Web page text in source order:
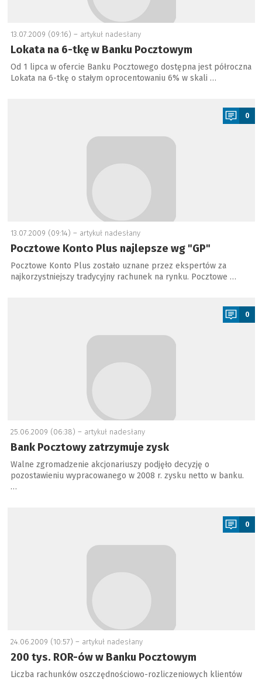
13.07.2009 (09:16) – artykuł nadesłany
Lokata na 6-tkę w Banku Pocztowym
Od 1 lipca w ofercie Banku Pocztowego dostępna jest półroczna
Lokata na 6-tkę o stałym oprocentowaniu 6% w skali …
0
13.07.2009 (09:14) – artykuł nadesłany
Pocztowe Konto Plus najlepsze wg "GP"
Pocztowe Konto Plus zostało uznane przez ekspertów za
najkorzystniejszy tradycyjny rachunek na rynku. Pocztowe …
0
25.06.2009 (06:38) – artykuł nadesłany
Bank Pocztowy zatrzymuje zysk
Walne zgromadzenie akcjonariuszy podjęło decyzję o
pozostawieniu wypracowanego w 2008 r. zysku netto w banku.
…
0
24.06.2009 (10:57) – artykuł nadesłany
200 tys. ROR-ów w Banku Pocztowym
Liczba rachunków oszczędnościowo-rozliczeniowych klientów